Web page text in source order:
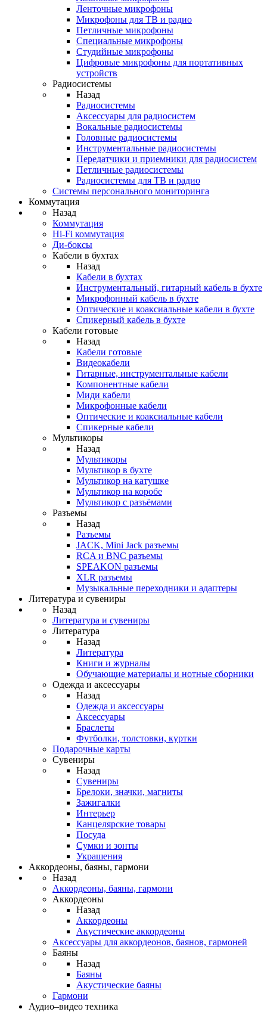
Ленточные микрофоны
Микрофоны для ТВ и радио
Петличные микрофоны
Специальные микрофоны
Студийные микрофоны
Цифровые микрофоны для портативных
устройств
Радиосистемы
Назад
Радиосистемы
Аксессуары для радиосистем
Вокальные радиосистемы
Головные радиосистемы
Инструментальные радиосистемы
Передатчики и приемники для радиосистем
Петличные радиосистемы
Радиосистемы для ТВ и радио
Системы персонального мониторинга
Коммутация
Назад
Коммутация
Hi-Fi коммутация
Ди-боксы
Кабели в бухтах
Назад
Кабели в бухтах
Инструментальный, гитарный кабель в бухте
Микрофонный кабель в бухте
Оптические и коаксиальные кабели в бухте
Спикерный кабель в бухте
Кабели готовые
Назад
Кабели готовые
Видеокабели
Гитарные, инструментальные кабели
Компонентные кабели
Миди кабели
Микрофонные кабели
Оптические и коаксиальные кабели
Спикерные кабели
Мультикоры
Назад
Мультикоры
Мультикор в бухте
Мультикор на катушке
Мультикор на коробе
Мультикор с разъёмами
Разъемы
Назад
Разъемы
JACK, Mini Jack разъемы
RCA и BNC разъемы
SPEAKON разъемы
XLR разъемы
Музыкальные переходники и адаптеры
Литература и сувениры
Назад
Литература и сувениры
Литература
Назад
Литература
Книги и журналы
Обучающие материалы и нотные сборники
Одежда и аксессуары
Назад
Одежда и аксессуары
Аксессуары
Браслеты
Футболки, толстовки, куртки
Подарочные карты
Сувениры
Назад
Сувениры
Брелоки, значки, магниты
Зажигалки
Интерьер
Канцелярские товары
Посуда
Сумки и зонты
Украшения
Аккордеоны, баяны, гармони
Назад
Аккордеоны, баяны, гармони
Аккордеоны
Назад
Аккордеоны
Акустические аккордеоны
Аксессуары для аккордеонов, баянов, гармоней
Баяны
Назад
Баяны
Акустические баяны
Гармони
Аудио–видео техника